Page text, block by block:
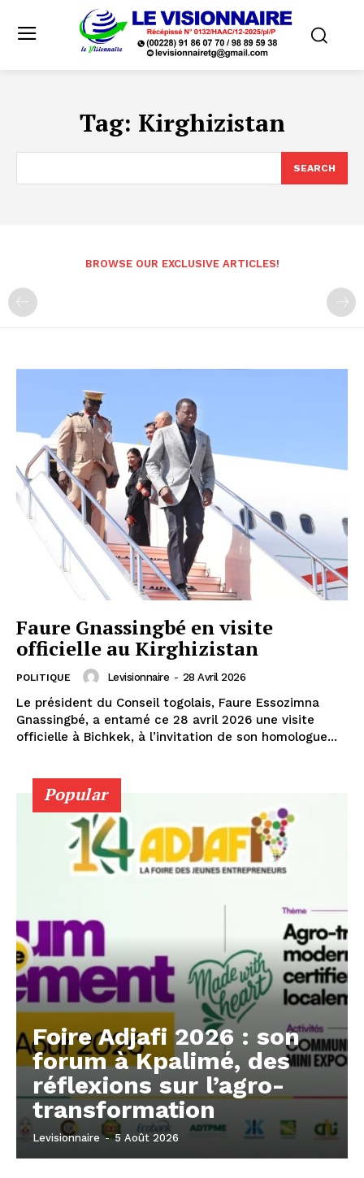
Tag: Kirghizistan
SEARCH
BROWSE OUR EXCLUSIVE ARTICLES!
Faure Gnassingbé en visite
officielle au Kirghizistan
POLITIQUE Levisionnaire - 28 Avril 2026
Le président du Conseil togolais, Faure Essozimna
Gnassingbé, a entamé ce 28 avril 2026 une visite
officielle à Bichkek, à l’invitation de son homologue...
Popular
Foire Adjafi 2026 : son
forum à Kpalimé, des
réflexions sur l’agro-
transformation
Levisionnaire - 5 Août 2026